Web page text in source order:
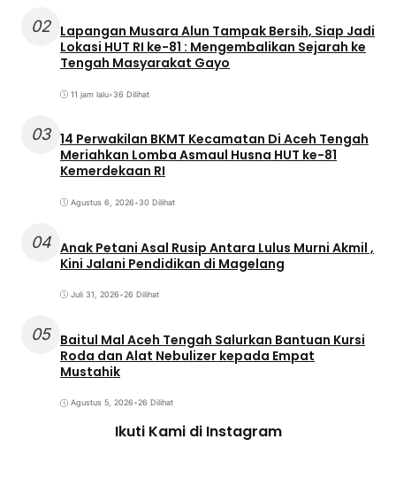
02 Lapangan Musara Alun Tampak Bersih, Siap Jadi
Lokasi HUT RI ke-81 : Mengembalikan Sejarah ke
Tengah Masyarakat Gayo
11 jam lalu•36 Dilihat
03 14 Perwakilan BKMT Kecamatan Di Aceh Tengah
Meriahkan Lomba Asmaul Husna HUT ke-81
Kemerdekaan RI
Agustus 6, 2026•30 Dilihat
04 Anak Petani Asal Rusip Antara Lulus Murni Akmil ,
Kini Jalani Pendidikan di Magelang
Juli 31, 2026•26 Dilihat
05 Baitul Mal Aceh Tengah Salurkan Bantuan Kursi
Roda dan Alat Nebulizer kepada Empat
Mustahik
Agustus 5, 2026•26 Dilihat
Ikuti Kami di Instagram